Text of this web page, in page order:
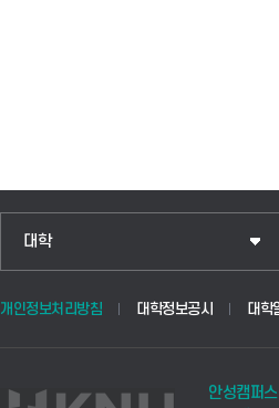
대학
인문융합공공인재학부
법경영학부
개인정보처리방침 대학정보공시 대학
안성캠퍼스